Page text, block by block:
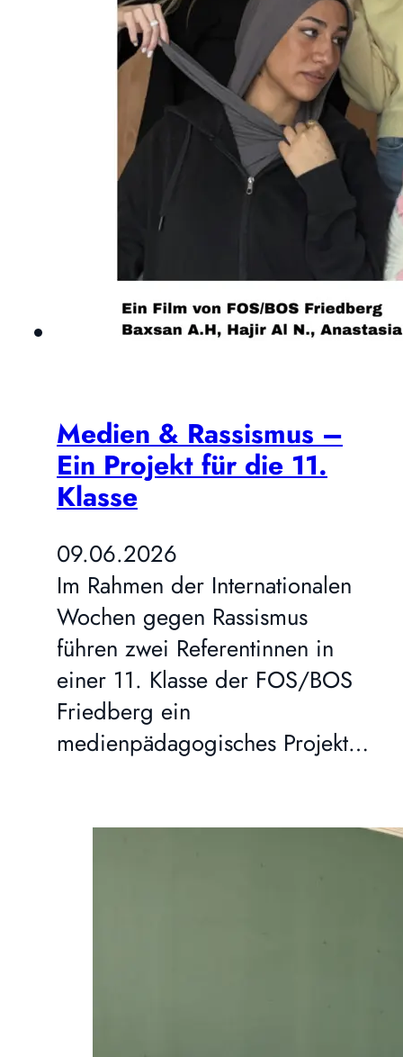
Medien & Rassismus –
Ein Projekt für die 11.
Klasse
09.06.2026
Im Rahmen der Internationalen
Wochen gegen Rassismus
führen zwei Referentinnen in
einer 11. Klasse der FOS/BOS
Friedberg ein
medienpädagogisches Projekt…